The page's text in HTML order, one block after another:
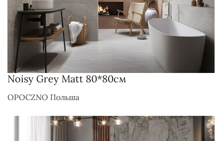
Noisy Grey Matt 80*80см
OPOCZNO Польша